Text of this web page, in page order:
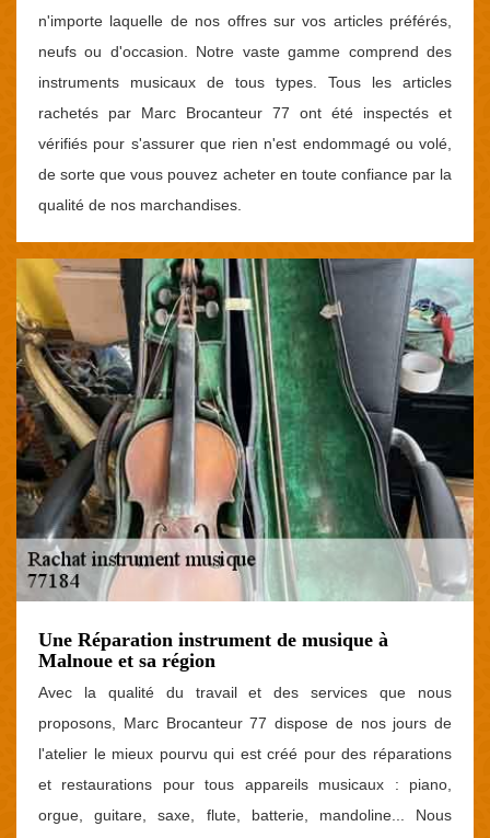
n'importe laquelle de nos offres sur vos articles préférés,
neufs ou d'occasion. Notre vaste gamme comprend des
instruments musicaux de tous types. Tous les articles
rachetés par Marc Brocanteur 77 ont été inspectés et
vérifiés pour s'assurer que rien n'est endommagé ou volé,
de sorte que vous pouvez acheter en toute confiance par la
qualité de nos marchandises.
Une Réparation instrument de musique à
Malnoue et sa région
Avec la qualité du travail et des services que nous
proposons, Marc Brocanteur 77 dispose de nos jours de
l'atelier le mieux pourvu qui est créé pour des réparations
et restaurations pour tous appareils musicaux : piano,
orgue, guitare, saxe, flute, batterie, mandoline... Nous